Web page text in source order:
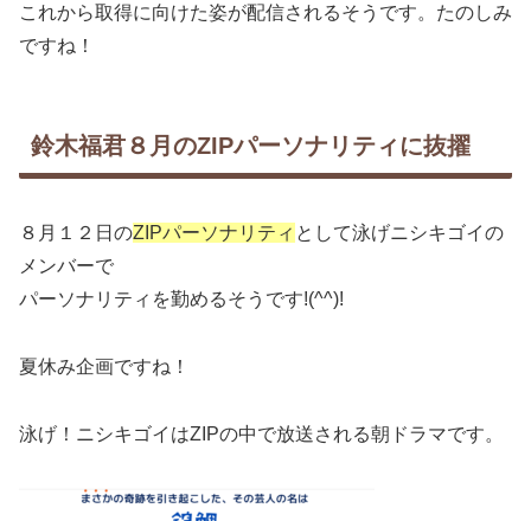
これから取得に向けた姿が配信されるそうです。たのしみ
ですね！
鈴木福君８月のZIPパーソナリティに抜擢
８月１２日のZIPパーソナリティ として泳げニシキゴイの
メンバーで
パーソナリティを勤めるそうです!(^^)!
夏休み企画ですね！
泳げ！ニシキゴイはZIPの中で放送される朝ドラマです。